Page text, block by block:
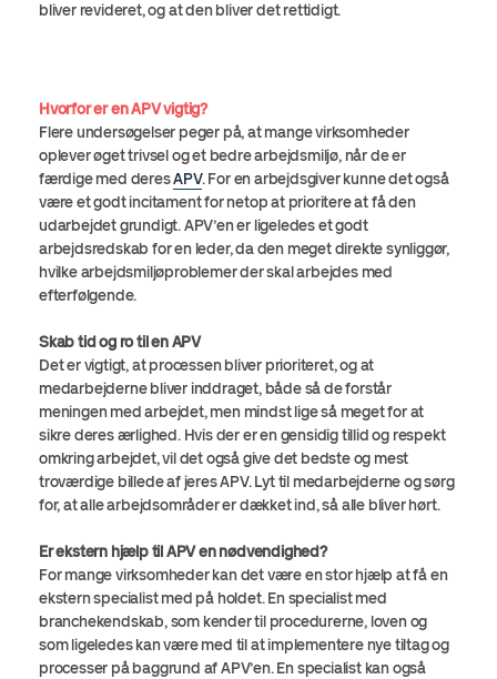
bliver revideret, og at den bliver det rettidigt.
Hvorfor er en APV vigtig?
Flere undersøgelser peger på, at mange virksomheder
oplever øget trivsel og et bedre arbejdsmiljø, når de er
færdige med deresAPV. For en arbejdsgiver kunne det også
være et godt incitament for netop at prioritere at få den
udarbejdet grundigt. APV’en er ligeledes et godt
arbejdsredskab for en leder, da den meget direkte synliggør,
hvilke arbejdsmiljøproblemer der skal arbejdes med
efterfølgende.
Skab tid og ro til en APV
Det er vigtigt, at processen bliver prioriteret, og at
medarbejderne bliver inddraget, både så de forstår
meningen med arbejdet, men mindst lige så meget for at
sikre deres ærlighed. Hvis der er en gensidig tillid og respekt
omkring arbejdet, vil det også give det bedste og mest
troværdige billede af jeres APV. Lyt til medarbejderne og sørg
for, at alle arbejdsområder er dækket ind, så alle bliver hørt.
Er ekstern hjælp til APV en nødvendighed?
For mange virksomheder kan det være en stor hjælp at få en
ekstern specialist med på holdet. En specialist med
branchekendskab, som kender til procedurerne, loven og
som ligeledes kan være med til at implementere nye tiltag og
processer på baggrund af APV’en. En specialist kan også